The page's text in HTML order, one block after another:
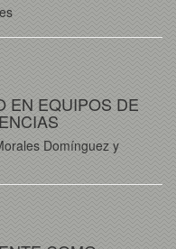
EN EQUIPOS DE
Domínguez y